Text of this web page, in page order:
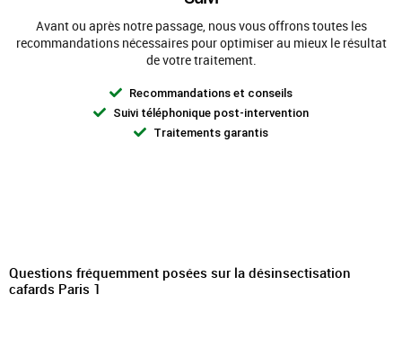
Avant ou après notre passage, nous vous offrons toutes les
recommandations nécessaires pour optimiser au mieux le résultat
de votre traitement.
Recommandations et conseils
Suivi téléphonique post-intervention
Traitements garantis
Questions fréquemment posées sur la désinsectisation
cafards Paris 1